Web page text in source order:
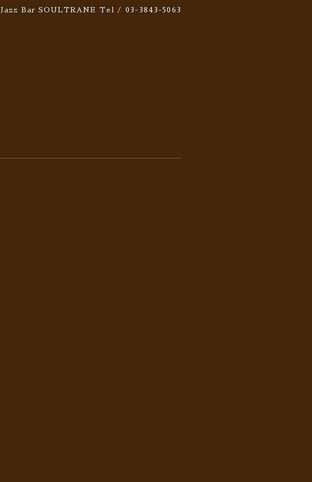
Jazz Bar SOULTRANE Tel / 03-3843-5063